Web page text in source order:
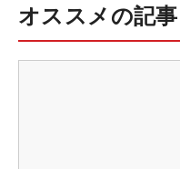
オススメの記事